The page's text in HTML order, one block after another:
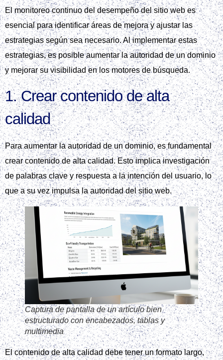
El monitoreo continuo del desempeño del sitio web es
esencial para identificar áreas de mejora y ajustar las
estrategias según sea necesario. Al implementar estas
estrategias, es posible aumentar la autoridad de un dominio
y mejorar su visibilidad en los motores de búsqueda.
1. Crear contenido de alta
calidad
Para aumentar la autoridad de un dominio, es fundamental
crear contenido de alta calidad. Esto implica investigación
de palabras clave y respuesta a la intención del usuario, lo
que a su vez impulsa la autoridad del sitio web.
Captura de pantalla de un artículo bien
estructurado con encabezados, tablas y
multimedia
El contenido de alta calidad debe tener un formato largo,